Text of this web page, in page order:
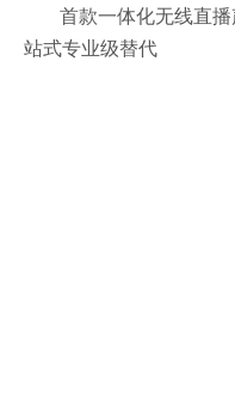
首款一体化无线直
站式专业级替代